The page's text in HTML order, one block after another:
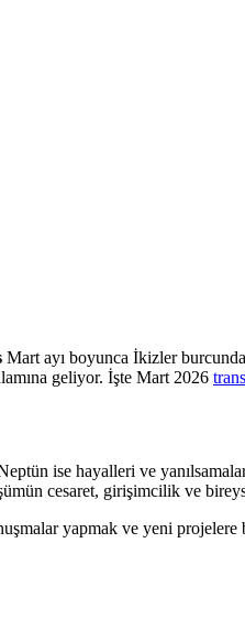
Mart ayı boyunca İkizler
geliyor. İşte Mart 2026
ise hayalleri ve
cesaret, girişimcilik ve
yapmak ve yeni projelere